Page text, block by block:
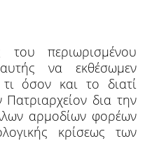
του περιωρισμένου
να εκθέσωμεν
όσον και το διατί
Πατριαρχείον δια την
αρμοδίων φορέων
κρίσεως των